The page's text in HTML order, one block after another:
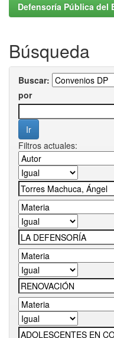
Defensoría Pública del
Búsqueda
Buscar:
por
Filtros actuales: